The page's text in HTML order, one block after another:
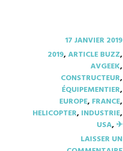
17 JANVIER 2019
2019,ARTICLE BUZZ,
AVGEEK,
CONSTRUCTEUR,
ÉQUIPEMENTIER,
EUROPE, FRANCE,
HELICOPTER, INDUSTRIE,
USA, ✈︎
LAISSER UN